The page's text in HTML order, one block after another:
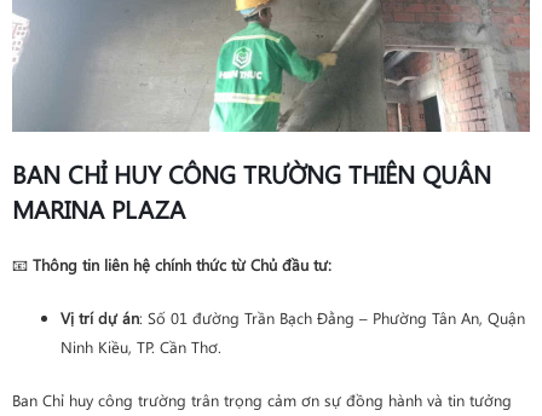
BAN CHỈ HUY CÔNG TRƯỜNG THIÊN QUÂN
MARINA PLAZA
📧 Thông tin liên hệ chính thức từ Chủ đầu tư:
Vị trí dự án: Số 01 đường Trần Bạch Đằng – Phường Tân An, Quận
Ninh Kiều, TP. Cần Thơ.
Ban Chỉ huy công trường trân trọng cảm ơn sự đồng hành và tin tưởng